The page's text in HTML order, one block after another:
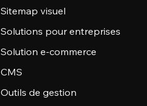
Sitemap visuel
Solutions pour entreprises
Solution e-commerce
CMS
Outils de gestion